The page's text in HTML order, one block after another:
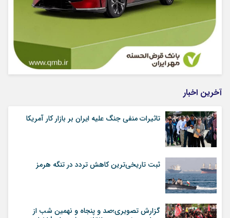
آخرین اخبار
تاثیرات منفی جنگ علیه ایران بر بازار کار آمریکا
ثبت تاریخی‌ترین کاهش تردد در تنگه هرمز
گزارش تصویری؛صد و پنجاه و نهمین شب از